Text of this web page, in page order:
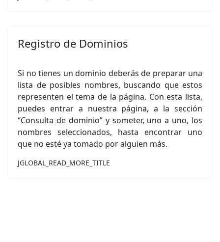
Registro de Dominios
Si no tienes un dominio deberás de preparar una
lista de posibles nombres, buscando que estos
representen el tema de la página. Con esta lista,
puedes entrar a nuestra página, a la sección
“Consulta de dominio” y someter, uno a uno, los
nombres seleccionados, hasta encontrar uno
que no esté ya tomado por alguien más.
JGLOBAL_READ_MORE_TITLE